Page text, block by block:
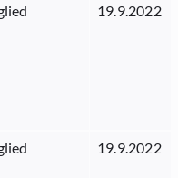
19.9.2022
19.9.2022